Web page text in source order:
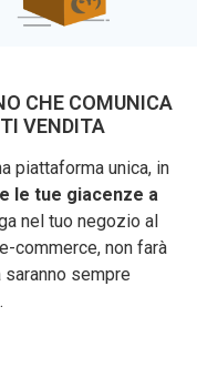
CHE COMUNICA
VENDITA
piattaforma unica, in
le tue giacenze a
nel tuo negozio al
commerce, non farà
sempre